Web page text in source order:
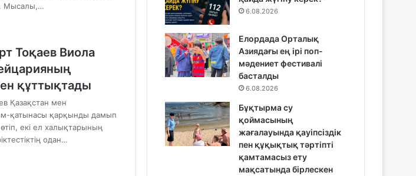
Мысалы,…
Тоқаев Виола
құттықтады
Қазақстан мен
қатынасы қарқынды дамып
екі ел халықтарының
одан…
6.08.2026
Елордада Орталық
Азиядағы ең ірі поп-
мәдениет фестивалі
басталды
6.08.2026
Бұқтырма су
қоймасының
жағалауында қауіпсіздік
пен құқықтық тәртіпті
қамтамасыз ету
мақсатында бірлескен